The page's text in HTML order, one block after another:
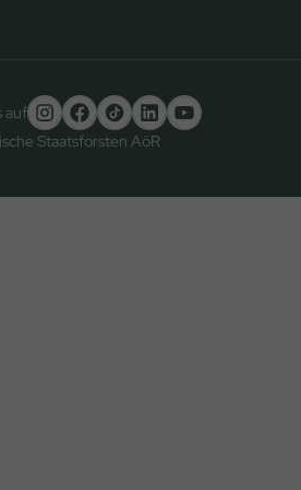
auf
Staatsforsten AöR